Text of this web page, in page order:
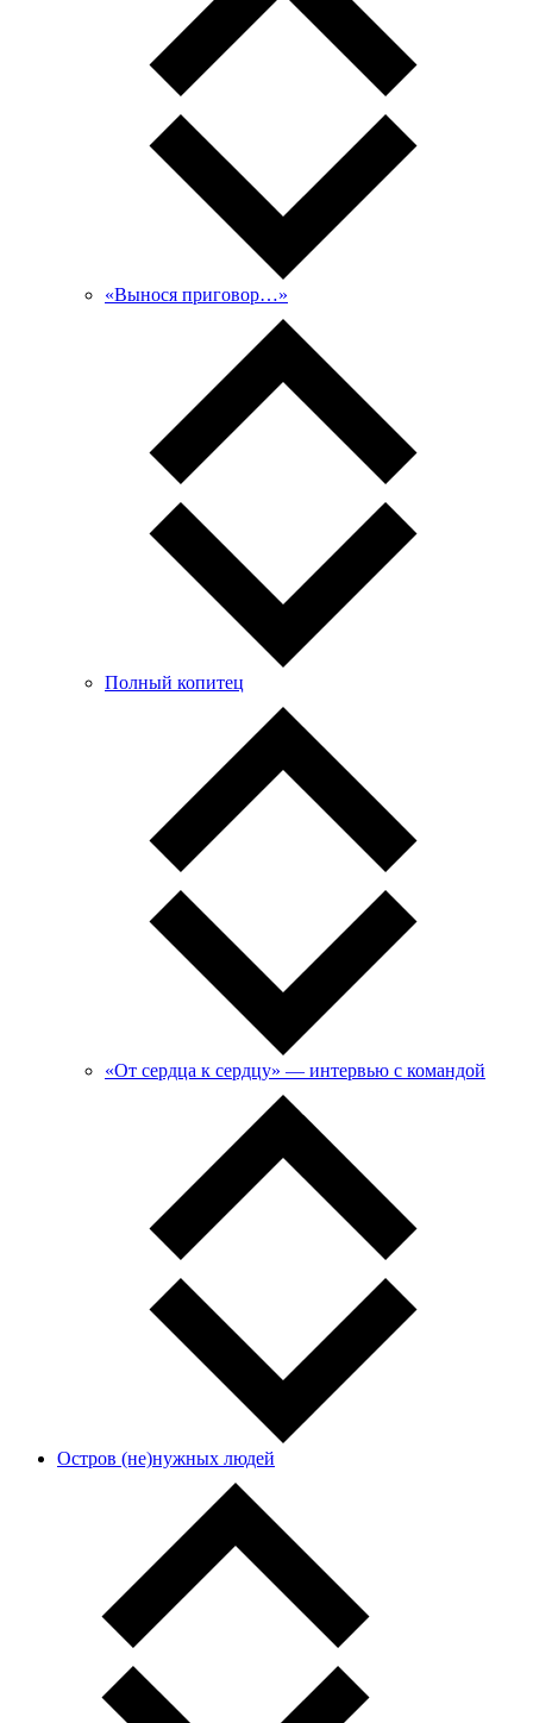
«Вынося приговор…»
Полный копитец
«От сердца к сердцу» — интервью с командой
Остров (не)нужных людей